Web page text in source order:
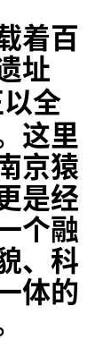
着百
址
全
这里
京猿
是经
个融
、科
体的